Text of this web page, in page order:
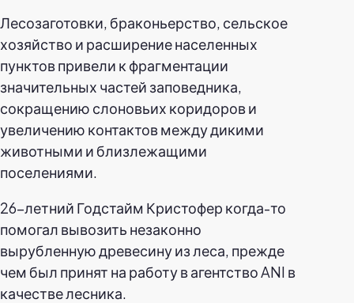
Лесозаготовки, браконьерство, сельское
хозяйство и расширение населенных
пунктов привели к фрагментации
значительных частей заповедника,
сокращению слоновьих коридоров и
увеличению контактов между дикими
животными и близлежащими
поселениями.
26-летний Годстайм Кристофер когда-то
помогал вывозить незаконно
вырубленную древесину из леса, прежде
чем был принят на работу в агентство ANI в
качестве лесника.